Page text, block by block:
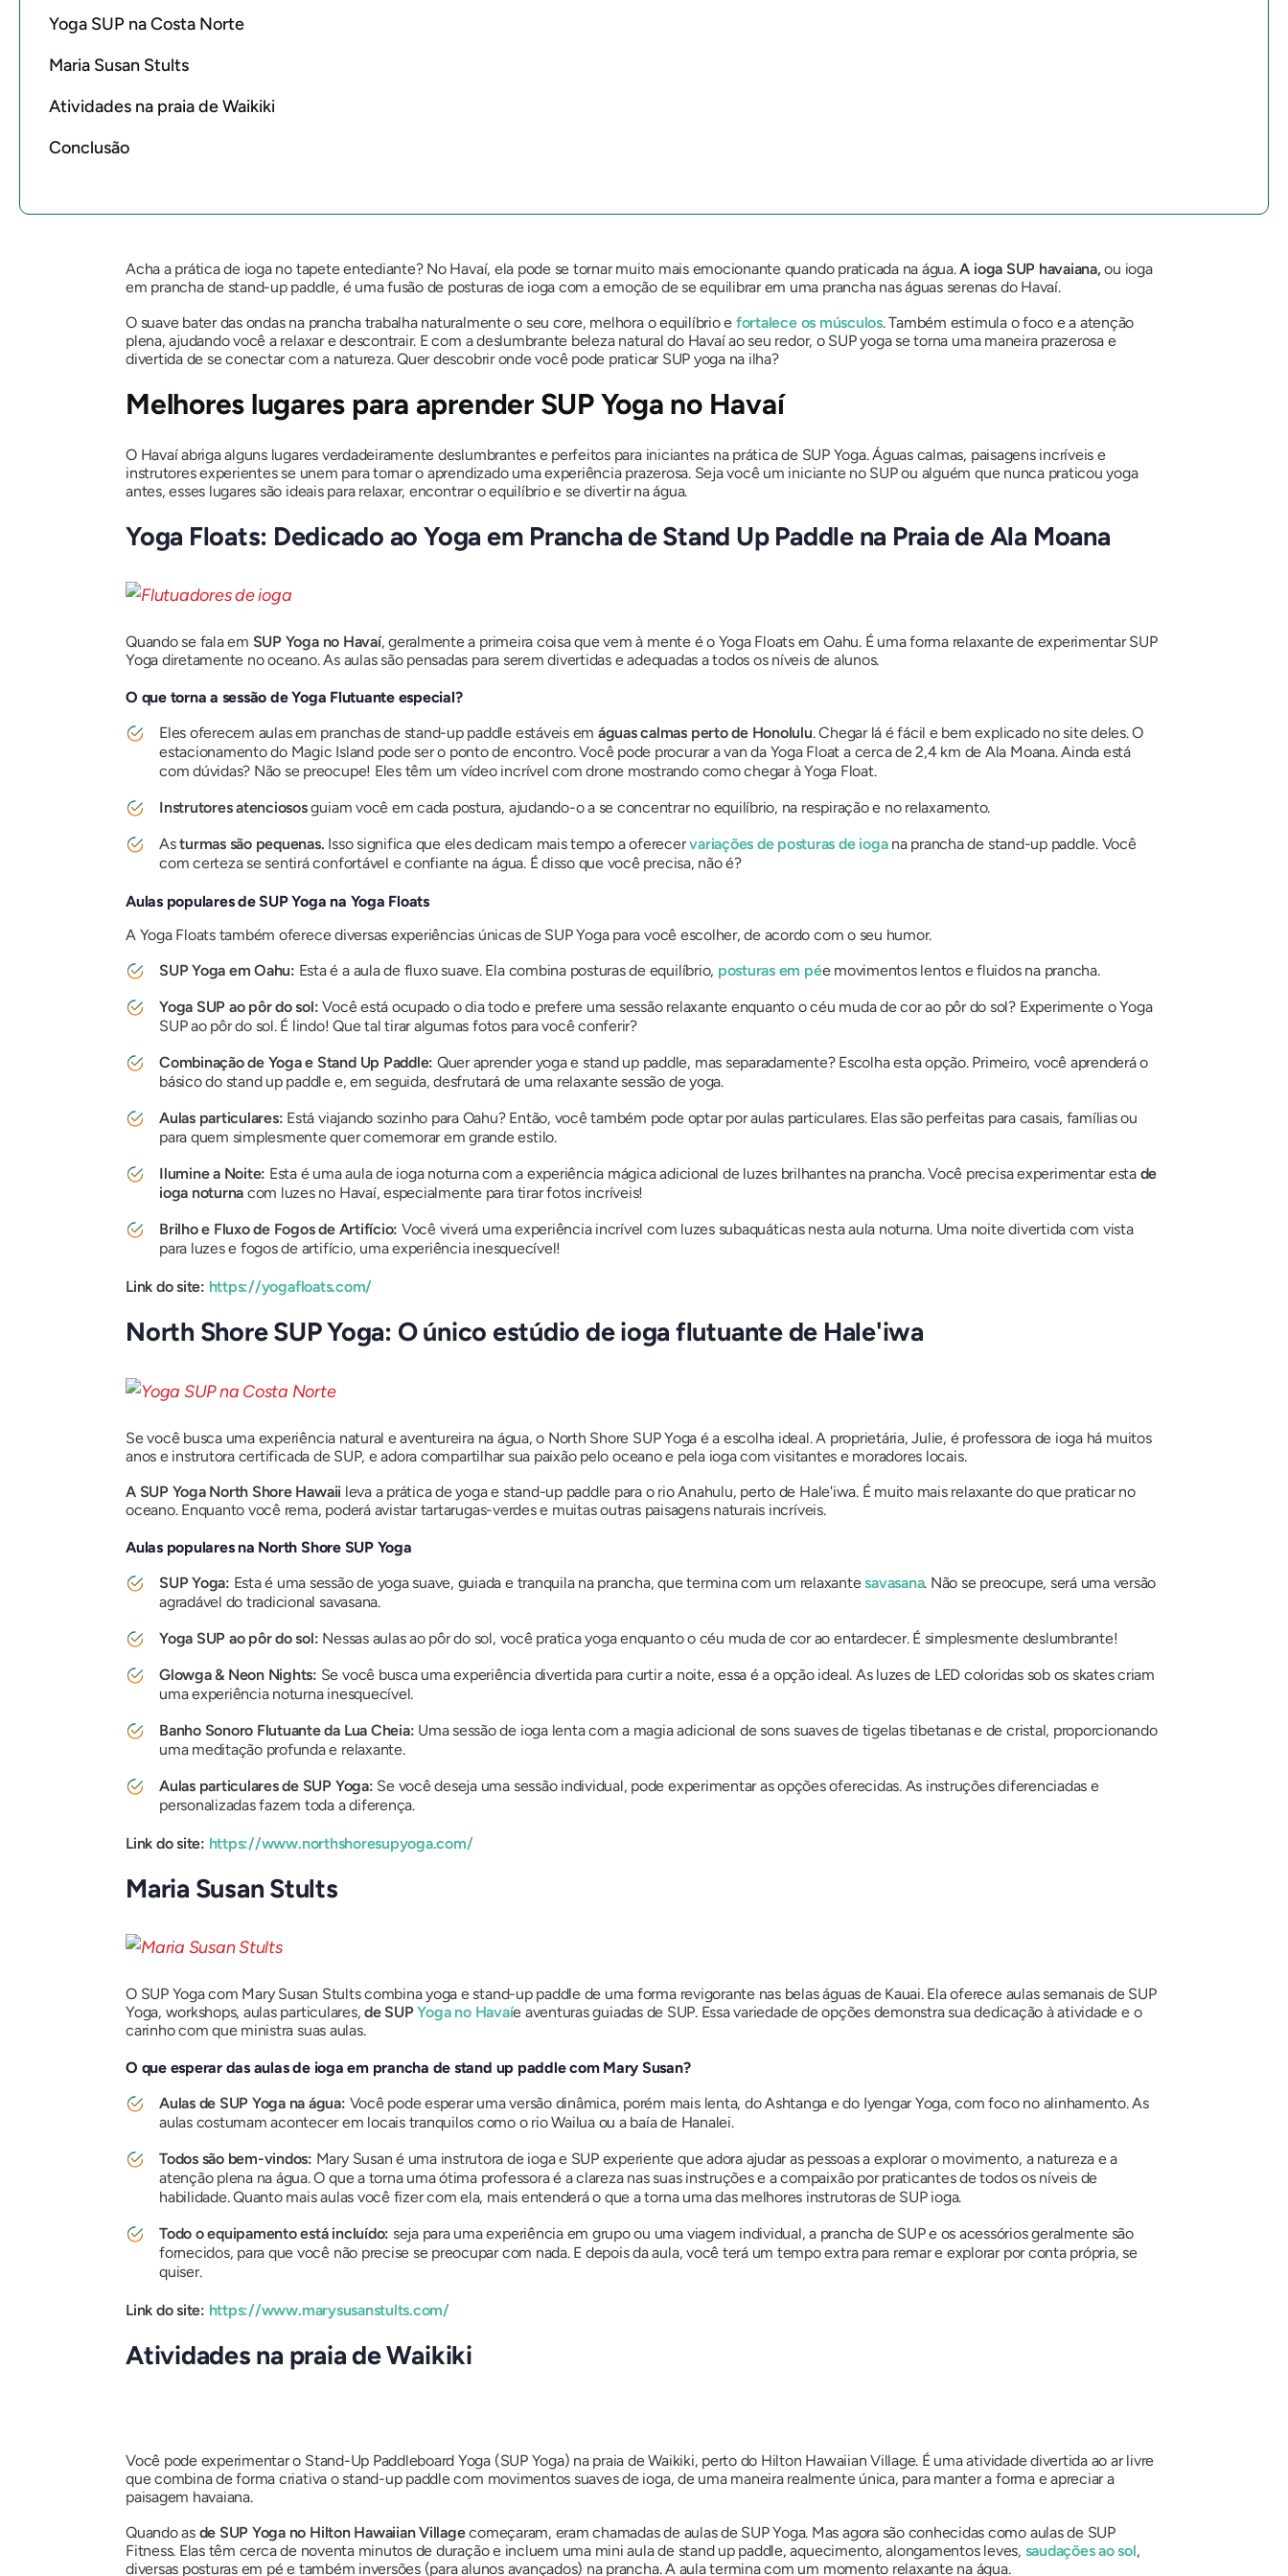
Yoga SUP na Costa Norte
Maria Susan Stults
Atividades na praia de Waikiki
Conclusão
Acha a prática de ioga no tapete entediante? No Havaí, ela pode se tornar muito mais emocionante quando praticada na água.A ioga SUP havaiana,ou ioga
em prancha de stand-up paddle, é uma fusão de posturas de ioga com a emoção de se equilibrar em uma prancha nas águas serenas do Havaí.
O suave bater das ondas na prancha trabalha naturalmente o seu core, melhora o equilíbrio e fortalece os músculos. Também estimula o foco e a atenção
plena, ajudando você a relaxar e descontrair. E com a deslumbrante beleza natural do Havaí ao seu redor, o SUP yoga se torna uma maneira prazerosa e
divertida de se conectar com a natureza. Quer descobrir onde você pode praticar SUP yoga na ilha?
Melhores lugares para aprender SUP Yoga no Havaí
O Havaí abriga alguns lugares verdadeiramente deslumbrantes e perfeitos para iniciantes na prática de SUP Yoga. Águas calmas, paisagens incríveis e
instrutores experientes se unem para tornar o aprendizado uma experiência prazerosa. Seja você um iniciante no SUP ou alguém que nunca praticou yoga
antes, esses lugares são ideais para relaxar, encontrar o equilíbrio e se divertir na água.
Yoga Floats: Dedicado ao Yoga em Prancha de Stand Up Paddle na Praia de Ala Moana
Quando se fala em SUP Yoga no Havaí, geralmente a primeira coisa que vem à mente é o Yoga Floats em Oahu. É uma forma relaxante de experimentar SUP
Yoga diretamente no oceano. As aulas são pensadas para serem divertidas e adequadas a todos os níveis de alunos.
O que torna a sessão de Yoga Flutuante especial?
Eles oferecem aulas em pranchas de stand-up paddle estáveis ​​em águas calmas perto de Honolulu. Chegar lá é fácil e bem explicado no site deles. O
estacionamento do Magic Island pode ser o ponto de encontro. Você pode procurar a van da Yoga Float a cerca de 2,4 km de Ala Moana. Ainda está
com dúvidas? Não se preocupe! Eles têm um vídeo incrível com drone mostrando como chegar à Yoga Float.
Instrutores atenciososguiam você em cada postura, ajudando-o a se concentrar no equilíbrio, na respiração e no relaxamento.
Asturmas são pequenas. Isso significa que eles dedicam mais tempo a oferecervariações de posturas de iogana prancha de stand-up paddle. Você
com certeza se sentirá confortável e confiante na água. É disso que você precisa, não é?
Aulas populares de SUP Yoga na Yoga Floats
A Yoga Floats também oferece diversas experiências únicas de SUP Yoga para você escolher, de acordo com o seu humor.
SUP Yoga em Oahu: Esta é a aula de fluxo suave. Ela combina posturas de equilíbrio, posturas em pée movimentos lentos e fluidos na prancha.
Yoga SUP ao pôr do sol: Você está ocupado o dia todo e prefere uma sessão relaxante enquanto o céu muda de cor ao pôr do sol? Experimente o Yoga
SUP ao pôr do sol. É lindo! Que tal tirar algumas fotos para você conferir?
Combinação de Yoga e Stand Up Paddle: Quer aprender yoga e stand up paddle, mas separadamente? Escolha esta opção. Primeiro, você aprenderá o
básico do stand up paddle e, em seguida, desfrutará de uma relaxante sessão de yoga.
Aulas particulares: Está viajando sozinho para Oahu? Então, você também pode optar por aulas particulares. Elas são perfeitas para casais, famílias ou
para quem simplesmente quer comemorar em grande estilo.
Ilumine a Noite: Esta é uma aula de ioga noturna com a experiência mágica adicional de luzes brilhantes na prancha. Você precisa experimentar esta de
ioga noturna com luzes no Havaí, especialmente para tirar fotos incríveis!
Brilho e Fluxo de Fogos de Artifício: Você viverá uma experiência incrível com luzes subaquáticas nesta aula noturna. Uma noite divertida com vista
para luzes e fogos de artifício, uma experiência inesquecível!
Link do site: https://yogafloats.com/
North Shore SUP Yoga: O único estúdio de ioga flutuante de Hale'iwa
Se você busca uma experiência natural e aventureira na água, o North Shore SUP Yoga é a escolha ideal. A proprietária, Julie, é professora de ioga há muitos
anos e instrutora certificada de SUP, e adora compartilhar sua paixão pelo oceano e pela ioga com visitantes e moradores locais.
A SUP Yoga North Shore Hawaii leva a prática de yoga e stand-up paddle para o rio Anahulu, perto de Hale'iwa. É muito mais relaxante do que praticar no
oceano. Enquanto você rema, poderá avistar tartarugas-verdes e muitas outras paisagens naturais incríveis.
Aulas populares na North Shore SUP Yoga
SUP Yoga: Esta é uma sessão de yoga suave, guiada e tranquila na prancha, que termina com um relaxantesavasana. Não se preocupe, será uma versão
agradável do tradicional savasana.
Yoga SUP ao pôr do sol: Nessas aulas ao pôr do sol, você pratica yoga enquanto o céu muda de cor ao entardecer. É simplesmente deslumbrante!
Glowga & Neon Nights: Se você busca uma experiência divertida para curtir a noite, essa é a opção ideal. As luzes de LED coloridas sob os skates criam
uma experiência noturna inesquecível.
Banho Sonoro Flutuante da Lua Cheia: Uma sessão de ioga lenta com a magia adicional de sons suaves de tigelas tibetanas e de cristal, proporcionando
uma meditação profunda e relaxante.
Aulas particulares de SUP Yoga: Se você deseja uma sessão individual, pode experimentar as opções oferecidas. As instruções diferenciadas e
personalizadas fazem toda a diferença.
Link do site: https://www.northshoresupyoga.com/
Maria Susan Stults
O SUP Yoga com Mary Susan Stults combina yoga e stand-up paddle de uma forma revigorante nas belas águas de Kauai. Ela oferece aulas semanais de SUP
Yoga, workshops, aulas particulares,de SUPYoga no Havaíe aventuras guiadas de SUP. Essa variedade de opções demonstra sua dedicação à atividade e o
carinho com que ministra suas aulas.
O que esperar das aulas de ioga em prancha de stand up paddle com Mary Susan?
Aulas de SUP Yoga na água: Você pode esperar uma versão dinâmica, porém mais lenta, do Ashtanga e do Iyengar Yoga, com foco no alinhamento. As
aulas costumam acontecer em locais tranquilos como o rio Wailua ou a baía de Hanalei.
Todos são bem-vindos: Mary Susan é uma instrutora de ioga e SUP experiente que adora ajudar as pessoas a explorar o movimento, a natureza e a
atenção plena na água. O que a torna uma ótima professora é a clareza nas suas instruções e a compaixão por praticantes de todos os níveis de
habilidade. Quanto mais aulas você fizer com ela, mais entenderá o que a torna uma das melhores instrutoras de SUP ioga.
Todo o equipamento está incluído: seja para uma experiência em grupo ou uma viagem individual, a prancha de SUP e os acessórios geralmente são
fornecidos, para que você não precise se preocupar com nada. E depois da aula, você terá um tempo extra para remar e explorar por conta própria, se
quiser.
Link do site: https://www.marysusanstults.com/
Atividades na praia de Waikiki
Você pode experimentar o Stand-Up Paddleboard Yoga (SUP Yoga) na praia de Waikiki, perto do Hilton Hawaiian Village. É uma atividade divertida ao ar livre
que combina de forma criativa o stand-up paddle com movimentos suaves de ioga, de uma maneira realmente única, para manter a forma e apreciar a
paisagem havaiana.
Quando as de SUP Yoga no Hilton Hawaiian Villagecomeçaram, eram chamadas de aulas de SUP Yoga. Mas agora são conhecidas como aulas de SUP
Fitness. Elas têm cerca de noventa minutos de duração e incluem uma mini aula de stand up paddle, aquecimento, alongamentos leves, saudações ao sol,
diversas posturas em pé e também inversões (para alunos avançados) na prancha. A aula termina com um momento relaxante na água.